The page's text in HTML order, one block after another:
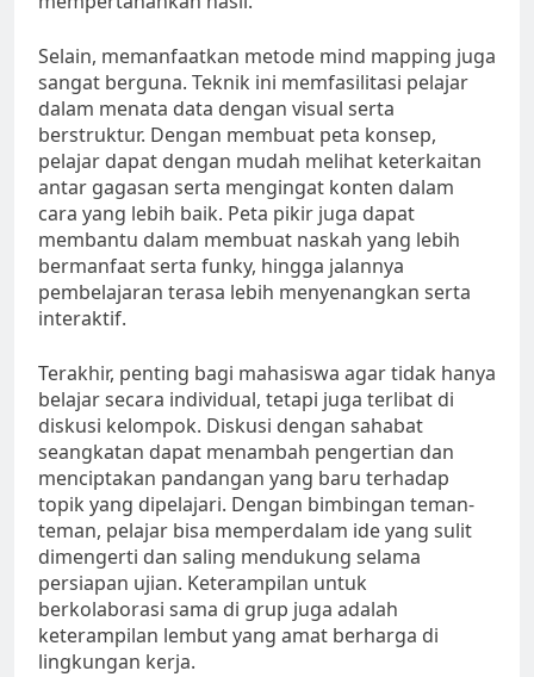
Selain, memanfaatkan metode mind mapping juga
sangat berguna. Teknik ini memfasilitasi pelajar
dalam menata data dengan visual serta
berstruktur. Dengan membuat peta konsep,
pelajar dapat dengan mudah melihat keterkaitan
antar gagasan serta mengingat konten dalam
cara yang lebih baik. Peta pikir juga dapat
membantu dalam membuat naskah yang lebih
bermanfaat serta funky, hingga jalannya
pembelajaran terasa lebih menyenangkan serta
interaktif.
Terakhir, penting bagi mahasiswa agar tidak hanya
belajar secara individual, tetapi juga terlibat di
diskusi kelompok. Diskusi dengan sahabat
seangkatan dapat menambah pengertian dan
menciptakan pandangan yang baru terhadap
topik yang dipelajari. Dengan bimbingan teman-
teman, pelajar bisa memperdalam ide yang sulit
dimengerti dan saling mendukung selama
persiapan ujian. Keterampilan untuk
berkolaborasi sama di grup juga adalah
keterampilan lembut yang amat berharga di
lingkungan kerja.